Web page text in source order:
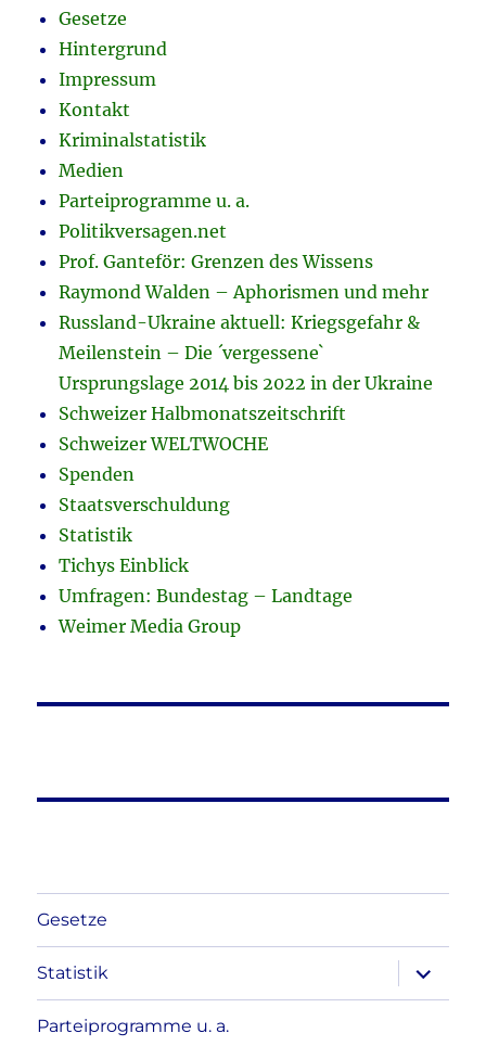
Gesetze
Hintergrund
Impressum
Kontakt
Kriminalstatistik
Medien
Parteiprogramme u. a.
Politikversagen.net
Prof. Ganteför: Grenzen des Wissens
Raymond Walden – Aphorismen und mehr
Russland-Ukraine aktuell: Kriegsgefahr &
Meilenstein – Die ´vergessene`
Ursprungslage 2014 bis 2022 in der Ukraine
Schweizer Halbmonatszeitschrift
Schweizer WELTWOCHE
Spenden
Staatsverschuldung
Statistik
Tichys Einblick
Umfragen: Bundestag – Landtage
Weimer Media Group
Gesetze
Statistik
anzeigen
Parteiprogramme u. a.